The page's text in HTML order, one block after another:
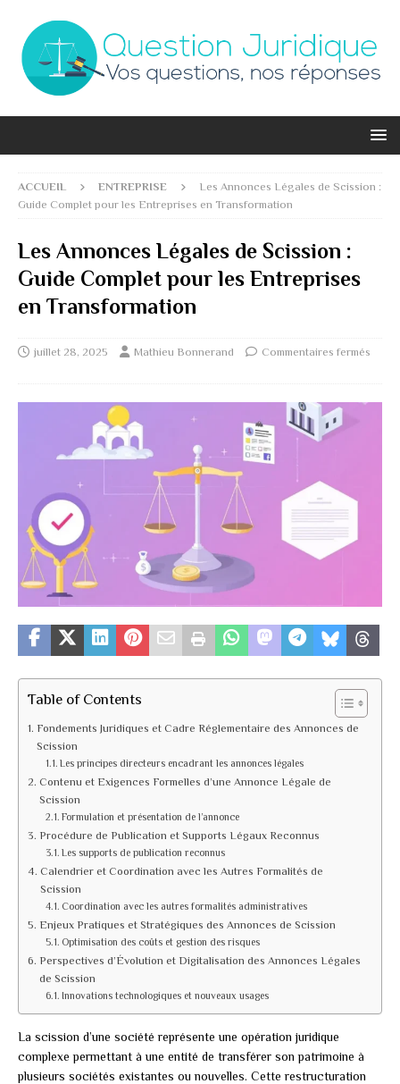
ACCUEIL ENTREPRISE
Les Annonces Légales de Scission :
Guide Complet pour les Entreprises en Transformation
Les Annonces Légales de Scission :
Guide Complet pour les Entreprises
en Transformation
juillet 28, 2025 Mathieu Bonnerand Commentaires fermés
Table of Contents
Fondements Juridiques et Cadre Réglementaire des Annonces de
Scission
Les principes directeurs encadrant les annonces légales
Contenu et Exigences Formelles d’une Annonce Légale de
Scission
Formulation et présentation de l’annonce
Procédure de Publication et Supports Légaux Reconnus
Les supports de publication reconnus
Calendrier et Coordination avec les Autres Formalités de
Scission
Coordination avec les autres formalités administratives
Enjeux Pratiques et Stratégiques des Annonces de Scission
Optimisation des coûts et gestion des risques
Perspectives d’Évolution et Digitalisation des Annonces Légales
de Scission
Innovations technologiques et nouveaux usages
La scission d’une société représente une opération juridique
complexe permettant à une entité de transférer son patrimoine à
plusieurs sociétés existantes ou nouvelles. Cette restructuration